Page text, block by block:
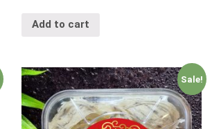
Add to cart
Sale!